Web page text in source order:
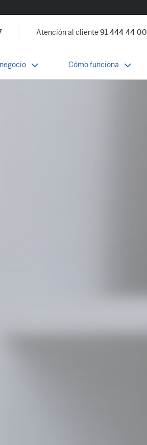
Atención al cliente91 444 44 00
Cómo funciona